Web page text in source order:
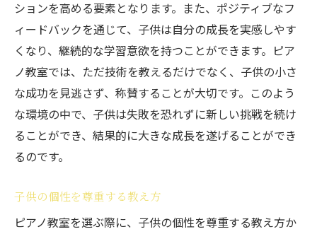
ションを高める要素となります。また、ポジティブなフ
ィードバックを通じて、子供は自分の成長を実感しやす
くなり、継続的な学習意欲を持つことができます。ピア
ノ教室では、ただ技術を教えるだけでなく、子供の小さ
な成功を見逃さず、称賛することが大切です。このよう
な環境の中で、子供は失敗を恐れずに新しい挑戦を続け
ることができ、結果的に大きな成長を遂げることができ
るのです。
子供の個性を尊重する教え方
ピアノ教室を選ぶ際に、子供の個性を尊重する教え方か